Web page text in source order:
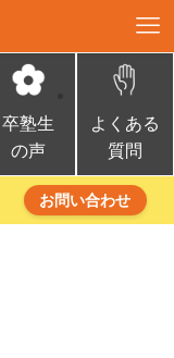
卒塾生
の声
よくある
質問
お問い合わせ